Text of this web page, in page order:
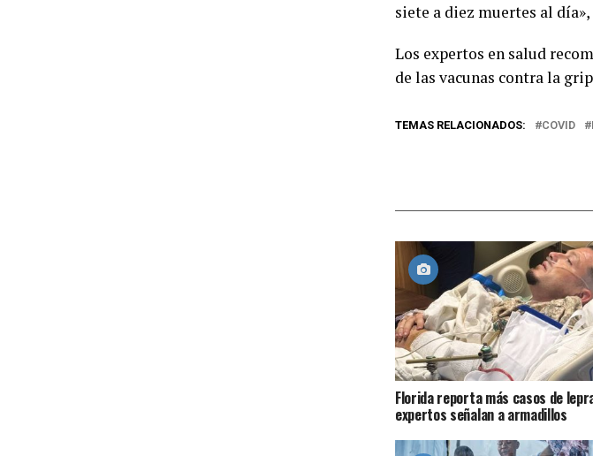
siete a diez muertes al
Los expertos en salud
de las vacunas contra la
TEMAS RELACIONADOS: COVID
Florida reporta más casos de
expertos señalan a armadillos